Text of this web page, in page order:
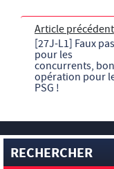
Article précédent
[27J-L1] Faux pas
pour les
concurrents,
opération pour
PSG !
RECHERCHER